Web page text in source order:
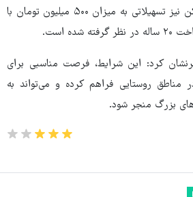
می‌شود و برای ساخت مسکن نیز تسهیلاتی به میزان ۵۰۰ میلیون تومان با
کرد: این شرایط، فرصت مناسبی برای
مناطق روستایی فراهم کرده و می‌تواند به
بزرگ منجر شود.